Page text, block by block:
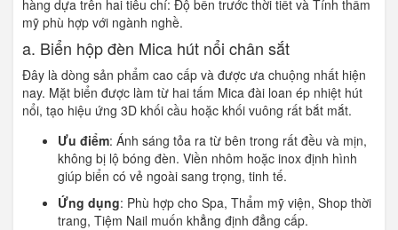
hàng dựa trên hai tiêu chí: Độ bền trước thời tiết và Tính thẩm
mỹ phù hợp với ngành nghề.
a. Biển hộp đèn Mica hút nổi chân sắt
Đây là dòng sản phẩm cao cấp và được ưa chuộng nhất hiện
nay. Mặt biển được làm từ hai tấm Mica đài loan ép nhiệt hút
nổi, tạo hiệu ứng 3D khối cầu hoặc khối vuông rất bắt mắt.
Ưu điểm: Ánh sáng tỏa ra từ bên trong rất đều và mịn,
không bị lộ bóng đèn. Viền nhôm hoặc inox định hình
giúp biển có vẻ ngoài sang trọng, tinh tế.
Ứng dụng: Phù hợp cho Spa, Thẩm mỹ viện, Shop thời
trang, Tiệm Nail muốn khẳng định đẳng cấp.